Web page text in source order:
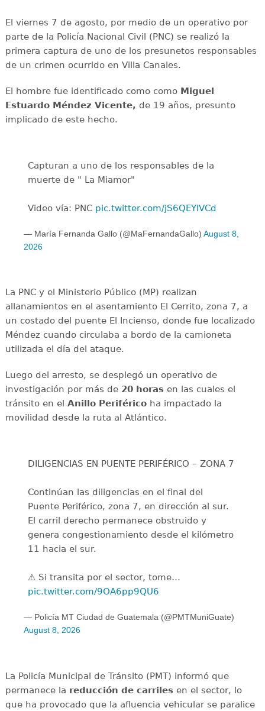
El viernes 7 de agosto, por medio de un operativo por
parte de la Policía Nacional Civil (PNC) se realizó la
primera captura de uno de los presunetos responsables
de un crimen ocurrido en Villa Canales.
El hombre fue identificado como comoMiguel
Estuardo Méndez Vicente, de 19 años, presunto
implicado de este hecho.
Capturan a uno de los responsables de la
muerte de " La Miamor"
Video vía: PNC pic.twitter.com/jS6QEYIVCd
— María Fernanda Gallo (@MaFernandaGallo) August 8,
2026
La PNC y el Ministerio Público (MP) realizan
allanamientos en el asentamiento El Cerrito, zona 7, a
un costado del puente El Incienso, donde fue localizado
Méndez cuando circulaba a bordo de la camioneta
utilizada el día del ataque.
Luego del arresto, se desplegó un operativo de
investigación por más de 20 horasen las cuales el
tránsito en el Anillo Periféricoha impactado la
movilidad desde la ruta al Atlántico.
DILIGENCIAS EN PUENTE PERIFÉRICO – ZONA 7
Continúan las diligencias en el final del
Puente Periférico, zona 7, en dirección al sur.
El carril derecho permanece obstruido y
genera congestionamiento desde el kilómetro
11 hacia el sur.
⚠️ Si transita por el sector, tome…
pic.twitter.com/9OA6pp9QU6
— Policía MT Ciudad de Guatemala (@PMTMuniGuate)
August 8, 2026
La Policía Municipal de Tránsito (PMT) informó que
permanece la reducción de carrilesen el sector, lo
que ha provocado que la afluencia vehicular se paralice